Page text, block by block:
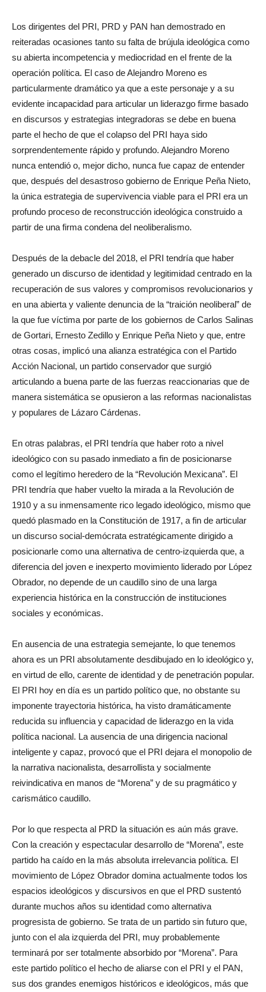
Los dirigentes del PRI, PRD y PAN han demostrado en
reiteradas ocasiones tanto su falta de brújula ideológica como
su abierta incompetencia y mediocridad en el frente de la
operación política. El caso de Alejandro Moreno es
particularmente dramático ya que a este personaje y a su
evidente incapacidad para articular un liderazgo firme basado
en discursos y estrategias integradoras se debe en buena
parte el hecho de que el colapso del PRI haya sido
sorprendentemente rápido y profundo. Alejandro Moreno
nunca entendió o, mejor dicho, nunca fue capaz de entender
que, después del desastroso gobierno de Enrique Peña Nieto,
la única estrategia de supervivencia viable para el PRI era un
profundo proceso de reconstrucción ideológica construido a
partir de una firma condena del neoliberalismo.
Después de la debacle del 2018, el PRI tendría que haber
generado un discurso de identidad y legitimidad centrado en la
recuperación de sus valores y compromisos revolucionarios y
en una abierta y valiente denuncia de la “traición neoliberal” de
la que fue víctima por parte de los gobiernos de Carlos Salinas
de Gortari, Ernesto Zedillo y Enrique Peña Nieto y que, entre
otras cosas, implicó una alianza estratégica con el Partido
Acción Nacional, un partido conservador que surgió
articulando a buena parte de las fuerzas reaccionarias que de
manera sistemática se opusieron a las reformas nacionalistas
y populares de Lázaro Cárdenas.
En otras palabras, el PRI tendría que haber roto a nivel
ideológico con su pasado inmediato a fin de posicionarse
como el legítimo heredero de la “Revolución Mexicana”. El
PRI tendría que haber vuelto la mirada a la Revolución de
1910 y a su inmensamente rico legado ideológico, mismo que
quedó plasmado en la Constitución de 1917, a fin de articular
un discurso social-demócrata estratégicamente dirigido a
posicionarle como una alternativa de centro-izquierda que, a
diferencia del joven e inexperto movimiento liderado por López
Obrador, no depende de un caudillo sino de una larga
experiencia histórica en la construcción de instituciones
sociales y económicas.
En ausencia de una estrategia semejante, lo que tenemos
ahora es un PRI absolutamente desdibujado en lo ideológico y,
en virtud de ello, carente de identidad y de penetración popular.
El PRI hoy en día es un partido político que, no obstante su
imponente trayectoria histórica, ha visto dramáticamente
reducida su influencia y capacidad de liderazgo en la vida
política nacional. La ausencia de una dirigencia nacional
inteligente y capaz, provocó que el PRI dejara el monopolio de
la narrativa nacionalista, desarrollista y socialmente
reivindicativa en manos de “Morena” y de su pragmático y
carismático caudillo.
Por lo que respecta al PRD la situación es aún más grave.
Con la creación y espectacular desarrollo de “Morena”, este
partido ha caído en la más absoluta irrelevancia política. El
movimiento de López Obrador domina actualmente todos los
espacios ideológicos y discursivos en que el PRD sustentó
durante muchos años su identidad como alternativa
progresista de gobierno. Se trata de un partido sin futuro que,
junto con el ala izquierda del PRI, muy probablemente
terminará por ser totalmente absorbido por “Morena”. Para
este partido político el hecho de aliarse con el PRI y el PAN,
sus dos grandes enemigos históricos e ideológicos, más que